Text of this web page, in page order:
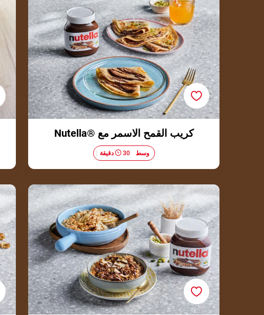
كريب القمح الاسمر مع ®Nutella
وسط​ 30 دقيقة
عصيدة مخبوزة بالتفاح و®Nutella